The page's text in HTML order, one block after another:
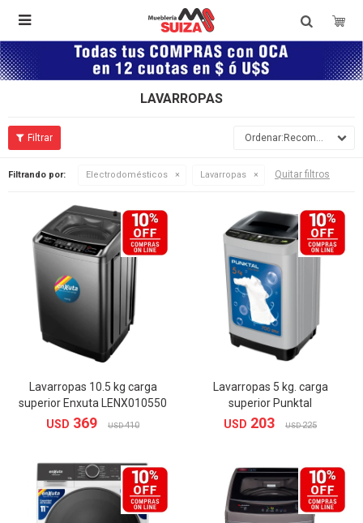

LAVARROPAS
Recomendados
Filtrando por: Electrodomésticos Lavarropas Quitar filtros
Lavarropas 10.5 kg carga
superior Enxuta LENX010550
USD 369 USD 410
Lavarropas 5 kg. carga
superior Punktal
USD 203 USD 225